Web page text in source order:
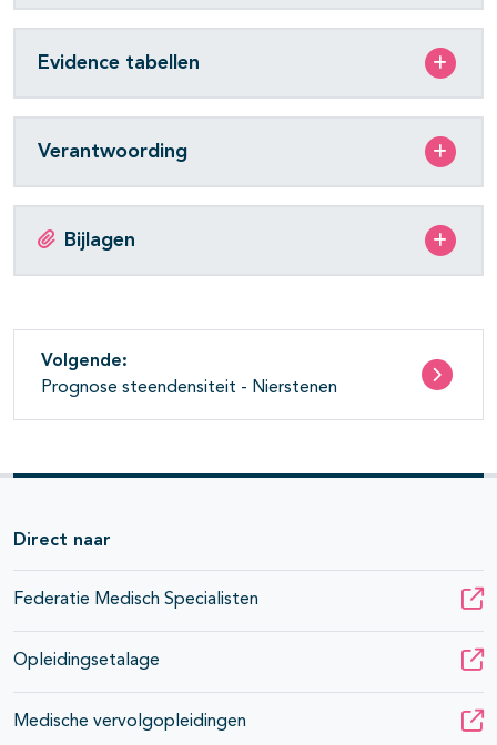
Evidence tabellen
Verantwoording
Bijlagen
Volgende:
Prognose steendensiteit - Nierstenen
Direct naar
Federatie Medisch Specialisten
Opleidingsetalage
Medische vervolgopleidingen